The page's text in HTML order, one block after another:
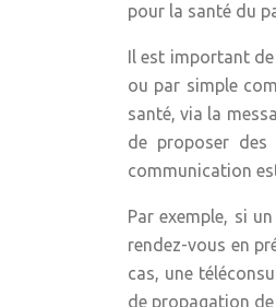
pour la santé du
Il est important
ou par simple
santé, via la
de proposer des
communication
Par exemple, si
rendez-vous en
cas, une
de propagation